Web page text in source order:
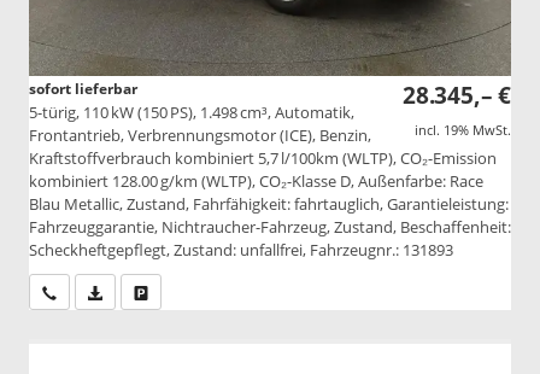
28.345,– €
incl. 19% MwSt.
sofort lieferbar
5-türig, 110 kW (150 PS), 1.498 cm³, Automatik,
Frontantrieb, Verbrennungsmotor (ICE), Benzin,
Kraftstoffverbrauch kombiniert 5,7 l/100km (WLTP), CO₂-Emission
kombiniert 128.00 g/km (WLTP), CO₂-Klasse D, Außenfarbe: Race
Blau Metallic, Zustand, Fahrfähigkeit: fahrtauglich, Garantieleistung:
Fahrzeuggarantie, Nichtraucher-Fahrzeug, Zustand, Beschaffenheit:
Scheckheftgepflegt, Zustand: unfallfrei, Fahrzeugnr.: 131893
Wir rufen Sie anPDF-Datei, Fahrzeugexposé drucken